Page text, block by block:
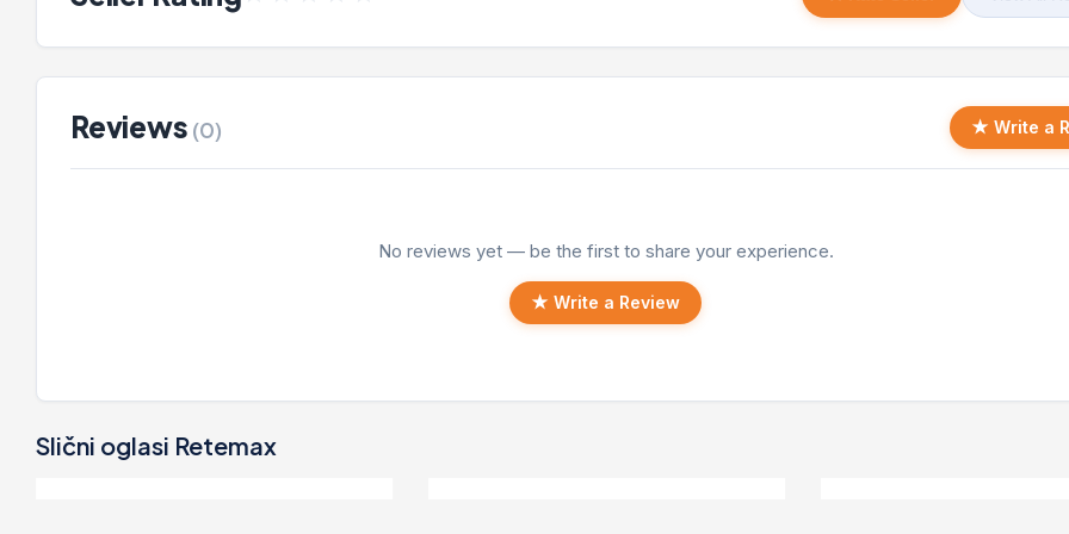
Reviews (0) ★ Write a
No reviews yet — be the first to share your experience.
★ Write a Review
Slični oglasi Retemax